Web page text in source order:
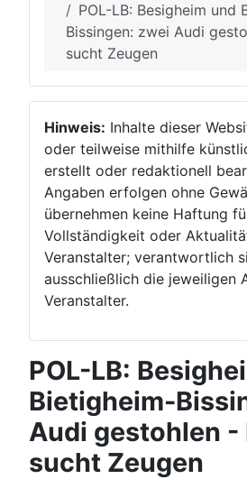
POL-LB: Besigheim und
Bissingen: zwei Audi
sucht Zeugen
Hinweis: Inhalte dieser
oder teilweise mithilfe
erstellt oder redaktionell
Angaben erfolgen ohne
übernehmen keine Haftung
Vollständigkeit oder
Veranstalter; verantwortlich
ausschließlich die jeweiligen
Veranstalter.
POL-LB:
Bietigheim-
Audi gestohlen -
sucht Zeugen